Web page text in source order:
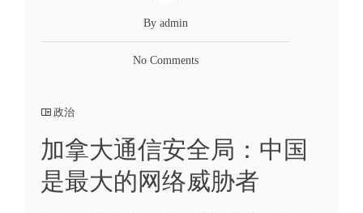
By admin
No Comments
政治
加拿大通信安全局：中国
是最大的网络威胁者